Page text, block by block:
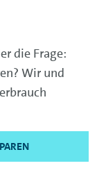
die Frage:
Wir und